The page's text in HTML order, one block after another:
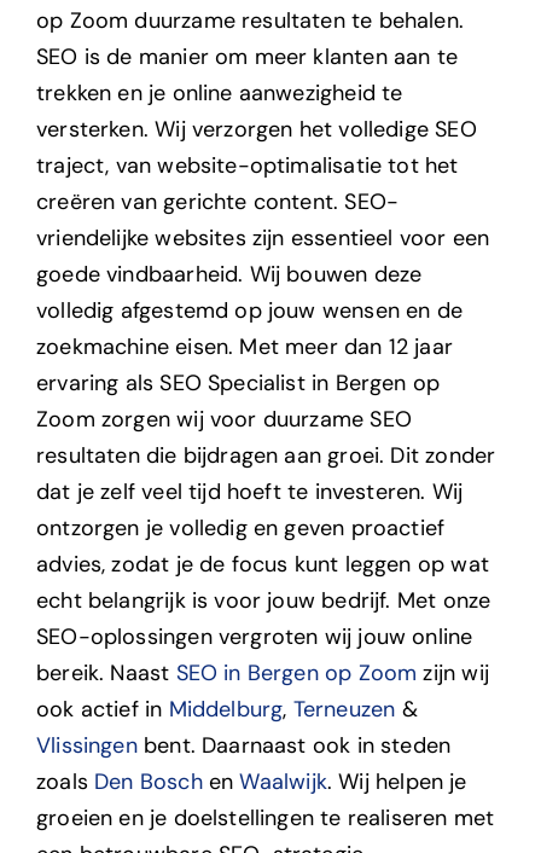
op Zoom duurzame resultaten te behalen.
SEO is de manier om meer klanten aan te
trekken en je online aanwezigheid te
versterken. Wij verzorgen het volledige SEO
traject, van website-optimalisatie tot het
creëren van gerichte content. SEO-
vriendelijke websites zijn essentieel voor een
goede vindbaarheid. Wij bouwen deze
volledig afgestemd op jouw wensen en de
zoekmachine eisen. Met meer dan 12 jaar
ervaring als SEO Specialist in Bergen op
Zoom zorgen wij voor duurzame SEO
resultaten die bijdragen aan groei. Dit zonder
dat je zelf veel tijd hoeft te investeren. Wij
ontzorgen je volledig en geven proactief
advies, zodat je de focus kunt leggen op wat
echt belangrijk is voor jouw bedrijf. Met onze
SEO-oplossingen vergroten wij jouw online
bereik. Naast SEO in Bergen op Zoom zijn wij
ook actief in Middelburg, Terneuzen &
Vlissingenbent. Daarnaast ook in steden
zoals Den BoschenWaalwijk. Wij helpen je
groeien en je doelstellingen te realiseren met